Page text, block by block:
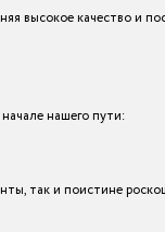
высокое качество и
нашего пути:
так и поистине